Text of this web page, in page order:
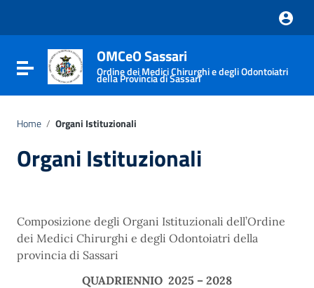
Vai al footer
Attiva / disattiva la navigazione
OMCeO Sassari
Ordine dei Medici Chirurghi e degli Odontoiatri
della Provincia di Sassari
Home / Organi Istituzionali
Organi Istituzionali
Composizione degli Organi Istituzionali dell’Ordine
dei Medici Chirurghi e degli Odontoiatri della
provincia di Sassari
QUADRIENNIO 2025 – 2028